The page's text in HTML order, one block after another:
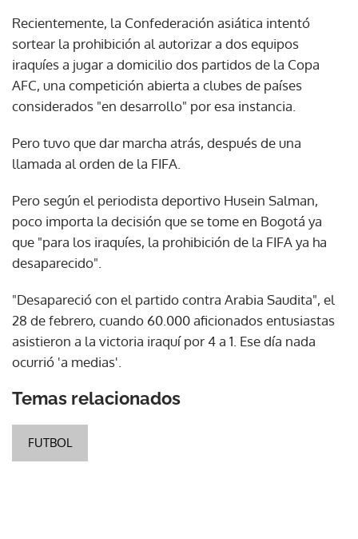
Recientemente, la Confederación asiática intentó
sortear la prohibición al autorizar a dos equipos
iraquíes a jugar a domicilio dos partidos de la Copa
AFC, una competición abierta a clubes de países
considerados "en desarrollo" por esa instancia.
Pero tuvo que dar marcha atrás, después de una
llamada al orden de la FIFA.
Pero según el periodista deportivo Husein Salman,
poco importa la decisión que se tome en Bogotá ya
que "para los iraquíes, la prohibición de la FIFA ya ha
desaparecido".
"Desapareció con el partido contra Arabia Saudita", el
28 de febrero, cuando 60.000 aficionados entusiastas
asistieron a la victoria iraquí por 4 a 1. Ese día nada
ocurrió 'a medias'.
Temas relacionados
FUTBOL